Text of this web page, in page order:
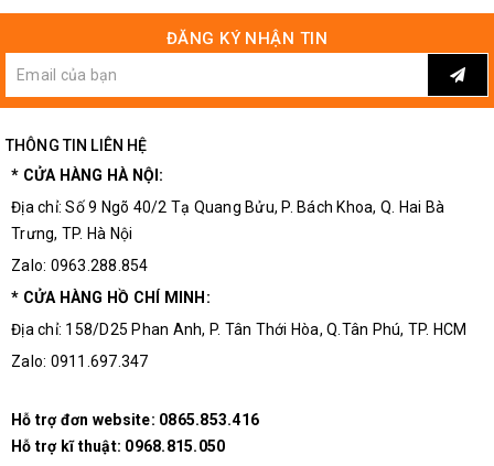
ĐĂNG KÝ NHẬN TIN
THÔNG TIN LIÊN HỆ
* CỬA HÀNG HÀ NỘI:
Địa chỉ: Số 9 Ngõ 40/2 Tạ Quang Bửu, P. Bách Khoa, Q. Hai Bà
Trưng, TP. Hà Nội
Zalo: 0963.288.854
* CỬA HÀNG HỒ CHÍ MINH:
Địa chỉ: 158/D25 Phan Anh, P. Tân Thới Hòa, Q.Tân Phú, TP. HCM
Zalo: 0911.697.347
Hỗ trợ đơn website: 0865.853.416
Hỗ trợ kĩ thuật: 0968.815.050